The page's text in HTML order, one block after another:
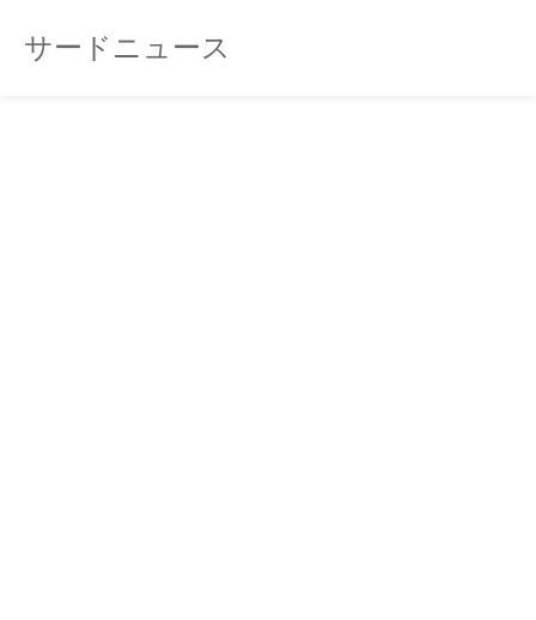
サードニュース